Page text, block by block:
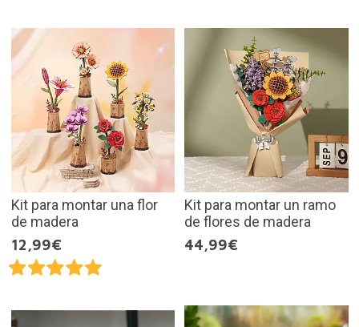
Kit para montar una flor
de madera
12,99€
Kit para montar un ramo
de flores de madera
44,99€